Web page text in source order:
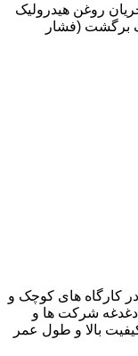
روغن هیدرولیک
برگشت (فشار
در کارگاه های کوچک و
شرکت ها و
بالا و طول عمر